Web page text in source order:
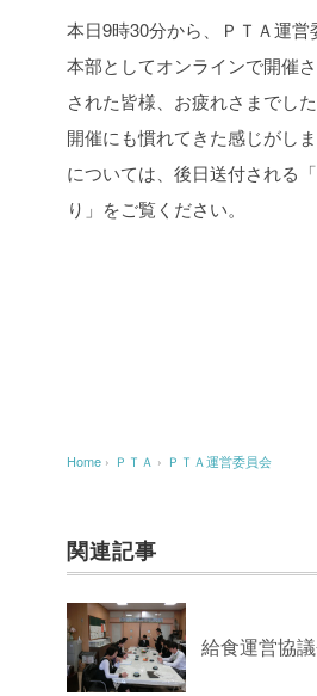
本日9時30分から、ＰＴＡ運営
本部としてオンラインで開催
された皆様、お疲れさまでし
開催にも慣れてきた感じがし
については、後日送付される
り」をご覧ください。
Home › ＰＴＡ › ＰＴＡ運営委員会
関連記事
給食運営協